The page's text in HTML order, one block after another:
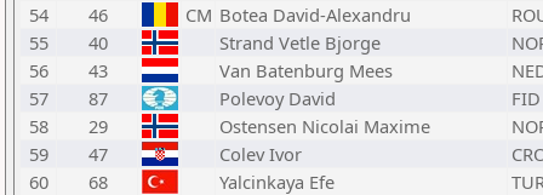
54
46 CM Botea David-Alexandru
55
40 Strand Vetle Bjorge
56
43 Van Batenburg Mees
57
87 Polevoy David
FID
58
29 Ostensen Nicolai Maxime
59
47 Colev Ivor
60
68 Yalcinkaya Efe